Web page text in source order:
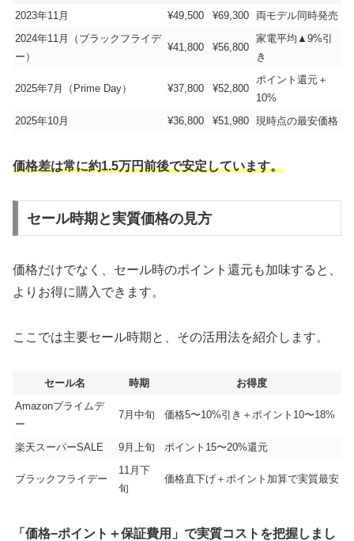
2023年11月 ¥49,500 ¥69,300
両モデル同時発売
2024年11月（ブラックフライデ
ー）
¥41,800 ¥56,800
家電平均▲9%引
き
2025年7月（Prime Day） ¥37,800 ¥52,800
ポイント還元＋
10%
2025年10月
¥36,800 ¥51,980 現時点の最安価格
価格差は常に約1.5万円前後で安定しています。
セール時期と実質価格の見方
価格だけでなく、セール時のポイント還元も加味すると、
よりお得に購入できます。
ここでは主要セール時期と、その活用法を紹介します。
セール名 時期
お得度
Amazonプライムデ
ー
7月中旬 価格5〜10%引き＋ポイント10〜18%
楽天スーパーSALE 9月上旬 ポイント15〜20%還元
ブラックフライデー
11月下
旬
価格直下げ＋ポイント加算で実質最安
「価格−ポイント＋保証費用」で実質コストを把握しまし